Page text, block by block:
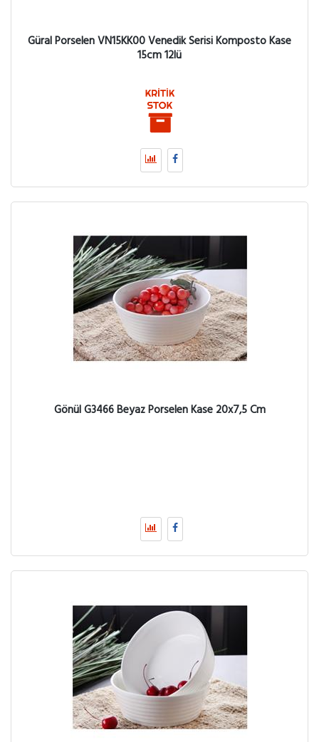
Güral Porselen VN15KK00 Venedik Serisi Komposto Kase
15cm 12lü
Gönül G3466 Beyaz Porselen Kase 20x7,5 Cm